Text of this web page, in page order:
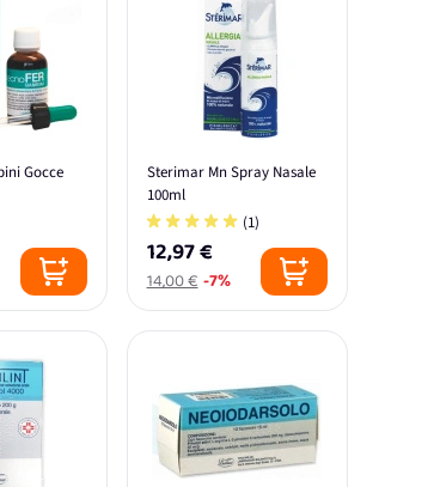
Gocce
Sterimar Mn Spray Nasale
100ml
(1)
12,97 €
14,00 €-7%